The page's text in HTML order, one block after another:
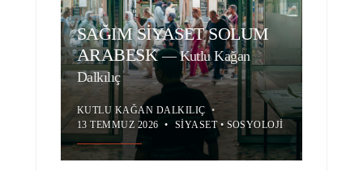
SAĞIM SİYASET SOLUM
ARABESK—Kutlu Kağan
Dalkılıç
KUTLU KAĞAN DALKILIÇ •
13 TEMMUZ 2026 • SIYASET• SOSYOLOJI